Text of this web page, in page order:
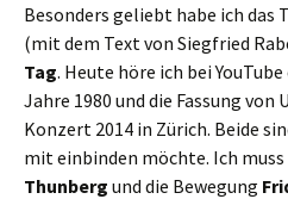
Besonders geliebt habe ich das
(mit dem Text von Siegfried
Tag. Heute höre ich bei
Jahre 1980 und die Fassung von
Konzert 2014 in Zürich. Beide
mit einbinden möchte. Ich muss
Thunberg und die Bewegung